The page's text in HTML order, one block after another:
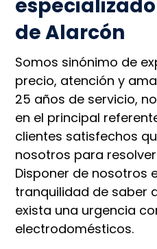
de Alarcón
Somos sinónimo de
precio, atención y
25 años de servicio,
en el principal
clientes satisfechos
nosotros para
Disponer de nosotros
tranquilidad de saber
exista una urgencia
electrodomésticos.